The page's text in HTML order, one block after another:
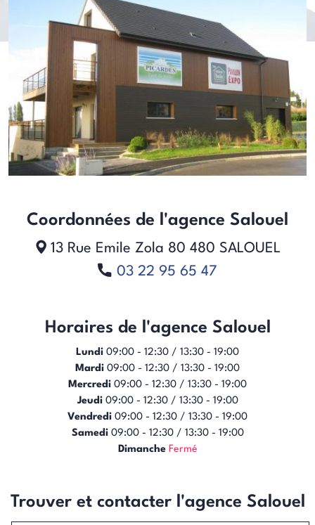
Coordonnées de l'agence Salouel
13 Rue Emile Zola 80 480 SALOUEL
03 22 95 65 47
Horaires de l'agence Salouel
Lundi 09:00 - 12:30 / 13:30 - 19:00
Mardi 09:00 - 12:30 / 13:30 - 19:00
Mercredi 09:00 - 12:30 / 13:30 - 19:00
Jeudi 09:00 - 12:30 / 13:30 - 19:00
Vendredi 09:00 - 12:30 / 13:30 - 19:00
Samedi 09:00 - 12:30 / 13:30 - 19:00
Dimanche Fermé
Trouver et contacter l'agence Salouel